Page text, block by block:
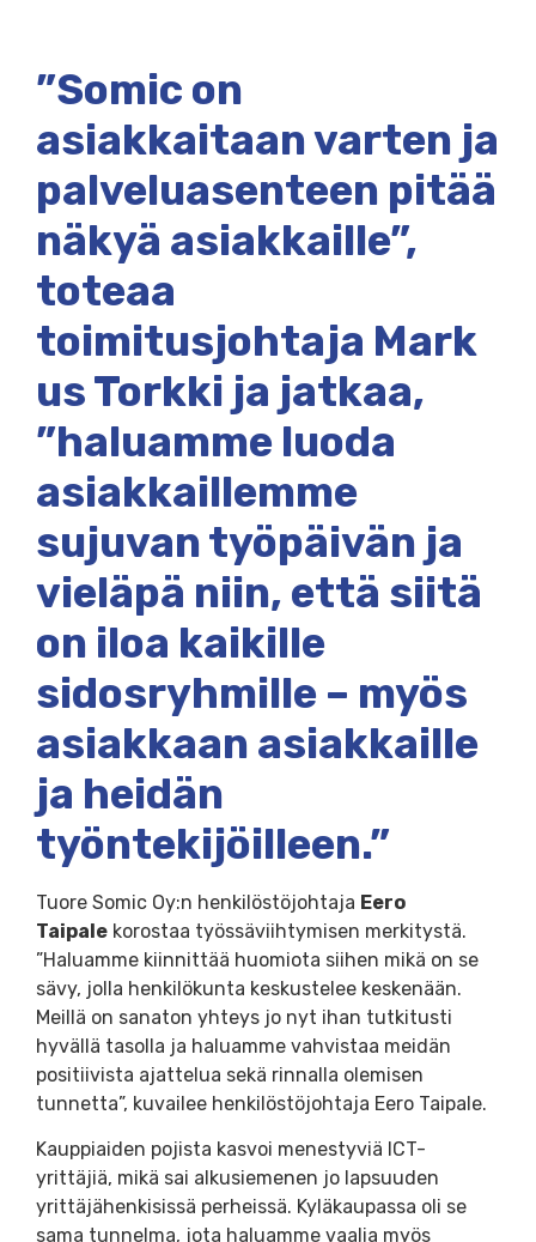
”Somic on
asiakkaitaan varten ja
palveluasenteen pitää
näkyä asiakkaille”,
toteaa
toimitusjohtaja Mark
us Torkki ja jatkaa,
”haluamme luoda
asiakkaillemme
sujuvan työpäivän ja
vieläpä niin, että siitä
on iloa kaikille
sidosryhmille – myös
asiakkaan asiakkaille
ja heidän
työntekijöilleen.”
Tuore Somic Oy:n henkilöstöjohtaja Eero
Taipale korostaa työssäviihtymisen merkitystä.
”Haluamme kiinnittää huomiota siihen mikä on se
sävy, jolla henkilökunta keskustelee keskenään.
Meillä on sanaton yhteys jo nyt ihan tutkitusti
hyvällä tasolla ja haluamme vahvistaa meidän
positiivista ajattelua sekä rinnalla olemisen
tunnetta”, kuvailee henkilöstöjohtaja Eero Taipale.
Kauppiaiden pojista kasvoi menestyviä ICT-
yrittäjiä, mikä sai alkusiemenen jo lapsuuden
yrittäjähenkisissä perheissä. Kyläkaupassa oli se
sama tunnelma, jota haluamme vaalia myös